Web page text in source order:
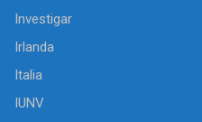
Investigar
Irlanda
Italia
IUNV